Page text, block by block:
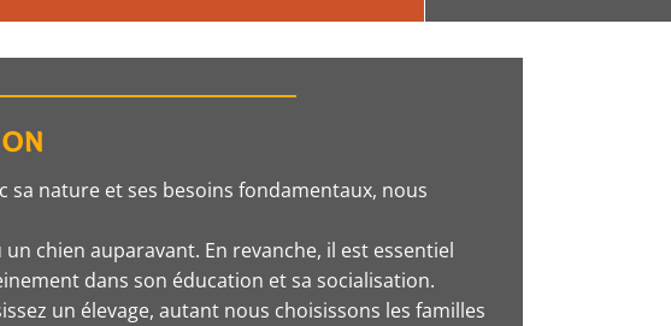
sa nature et ses besoins fondamentaux, nous
chien auparavant. En revanche, il est essentiel
dans son éducation et sa socialisation.
un élevage, autant nous choisissons les familles